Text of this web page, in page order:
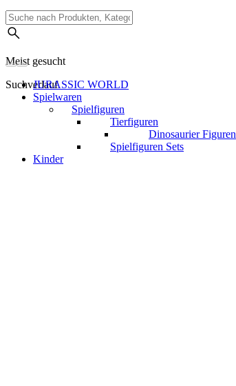
Meist gesucht
SuchverlaufJURASSIC WORLD
Spielwaren
Spielfiguren
Tierfiguren
Dinosaurier Figuren
Spielfiguren Sets
Kinder